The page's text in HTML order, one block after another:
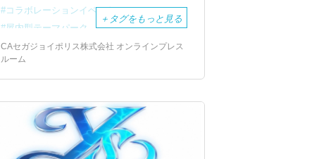
コラボレーションイベント
屋内型テーマパーク
アトラクションコラボ
アイドルマスター
バンダイナムコエンターテインメント
世界初の音ゲーコースター
トゥクトゥク
オリジナル景品
クイズラリー
カフェレストラン
コラボメニュー
ノベルティ付きコラボチケット
＋ タグをもっと見る
CAセガジョイポリス株式会社 オンラインプレス
ルーム